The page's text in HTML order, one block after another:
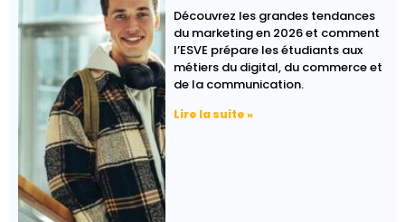
Découvrez les grandes tendances
du marketing en 2026 et comment
l’ESVE prépare les étudiants aux
métiers du digital, du commerce et
de la communication.
Lire la suite »